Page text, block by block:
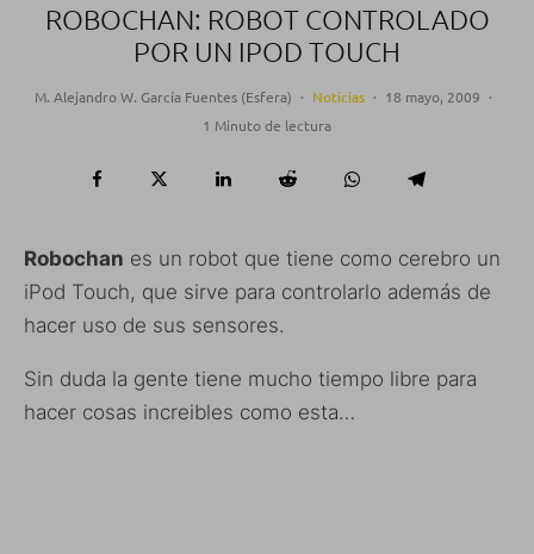
ROBOCHAN: ROBOT CONTROLADO
POR UN IPOD TOUCH
M. Alejandro W. García Fuentes (Esfera) · Noticias · 18 mayo, 2009 ·
1 Minuto de lectura
Robochan es un robot que tiene como cerebro un
iPod Touch, que sirve para controlarlo además de
hacer uso de sus sensores.
Sin duda la gente tiene mucho tiempo libre para
hacer cosas increibles como esta…